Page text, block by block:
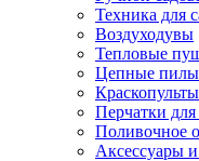
Техника для
Воздуходувы
Тепловые
Цепные пилы
Краскопульты
Перчатки для
Поливочное
Аксессуары и